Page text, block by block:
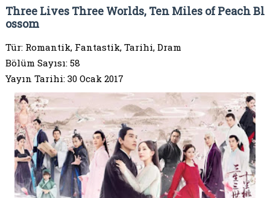
Three Lives Three Worlds, Ten Miles of Peach Bl
ossom
Tür: Romantik, Fantastik, Tarihi, Dram
Bölüm Sayısı: 58
Yayın Tarihi: 30 Ocak 2017